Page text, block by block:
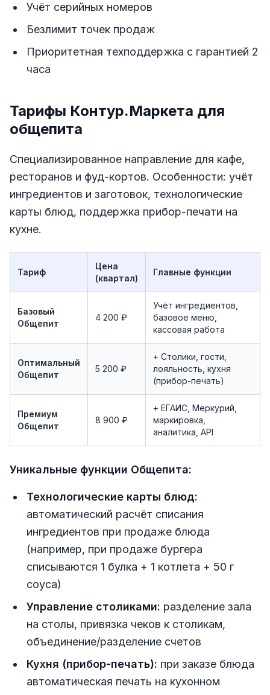
Учёт серийных номеров
Безлимит точек продаж
Приоритетная техподдержка с гарантией 2
часа
Тарифы Контур.Маркета для
общепита
Специализированное направление для кафе,
ресторанов и фуд-кортов. Особенности: учёт
ингредиентов и заготовок, технологические
карты блюд, поддержка прибор-печати на
кухне.
Тариф
Цена
(квартал)
Главные функции
Базовый
Общепит
4 200 ₽
Учёт ингредиентов,
базовое меню,
кассовая работа
Оптимальный
Общепит
5 200 ₽
+ Столики, гости,
лояльность, кухня
(прибор-печать)
Премиум
Общепит
8 900 ₽
+ ЕГАИС, Меркурий,
маркировка,
аналитика, API
Уникальные функции Общепита:
Технологические карты блюд:
автоматический расчёт списания
ингредиентов при продаже блюда
(например, при продаже бургера
списываются 1 булка + 1 котлета + 50 г
соуса)
Управление столиками: разделение зала
на столы, привязка чеков к столикам,
объединение/разделение счетов
Кухня (прибор-печать): при заказе блюда
автоматическая печать на кухонном